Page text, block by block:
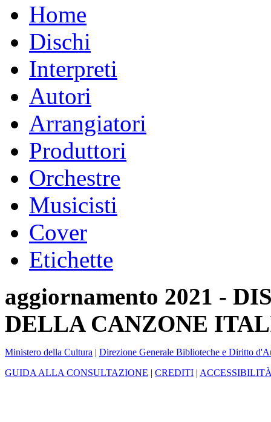
Home
Dischi
Interpreti
Autori
Arrangiatori
Produttori
Orchestre
Musicisti
Cover
Etichette
aggiornamento 2021 -
DELLA CANZONE
Ministero della Cultura | Direzione Generale Biblioteche e Diritto
GUIDA ALLA CONSULTAZIONE | CREDITI |